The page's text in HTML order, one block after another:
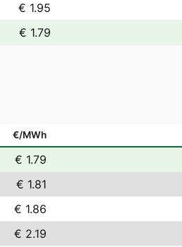
€ 1.95
€ 1.79
€/MWh
€ 1.79
€ 1.81
€ 1.86
€ 2.19